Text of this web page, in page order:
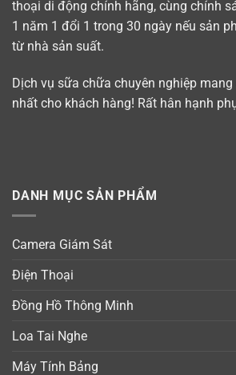
thoại di động chính hãng, cùng chính
1 năm 1 đổi 1 trong 30 ngày nếu sản
từ nhà sản suất.
Dịch vụ sữa chữa chuyên nghiệp
nhất cho khách hàng! Rất hân hạnh
DANH MỤC SẢN PHẨM
Camera Giám Sát
Điện Thoại
Đồng Hồ Thông Minh
Loa Tai Nghe
Máy Tính Bảng